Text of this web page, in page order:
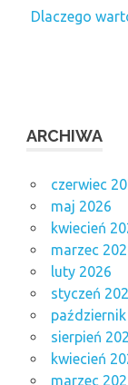
Dlaczego
ARCHIWA
czerwiec
maj 2026
kwiecień
marzec
luty 2026
styczeń
sierpień
kwiecień
marzec